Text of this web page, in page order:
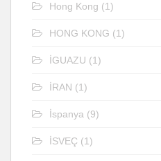
Hong Kong (1)
HONG KONG (1)
İGUAZU (1)
İRAN (1)
İspanya (9)
İSVEÇ (1)